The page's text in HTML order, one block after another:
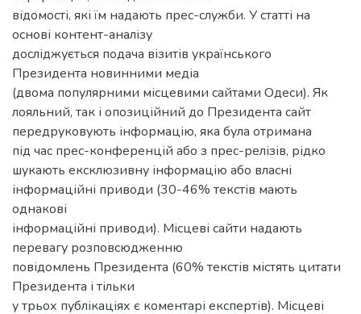
відомості, які їм надають прес-служби. У статті на
основі контент-аналізу
досліджується подача візитів українського
Президента новинними медіа
(двома популярними місцевими сайтами Одеси). Як
лояльний, так і опозиційний до Президента сайт
передруковують інформацію, яка була отримана
під час прес-конференцій або з прес-релізів, рідко
шукають ексклюзивну інформацію або власні
інформаційні приводи (30-46% текстів мають
однакові
інформаційні приводи). Місцеві сайти надають
перевагу розповсюдженню
повідомлень Президента (60% текстів містять цитати
Президента і тільки
у трьох публікаціях є коментарі експертів). Місцеві